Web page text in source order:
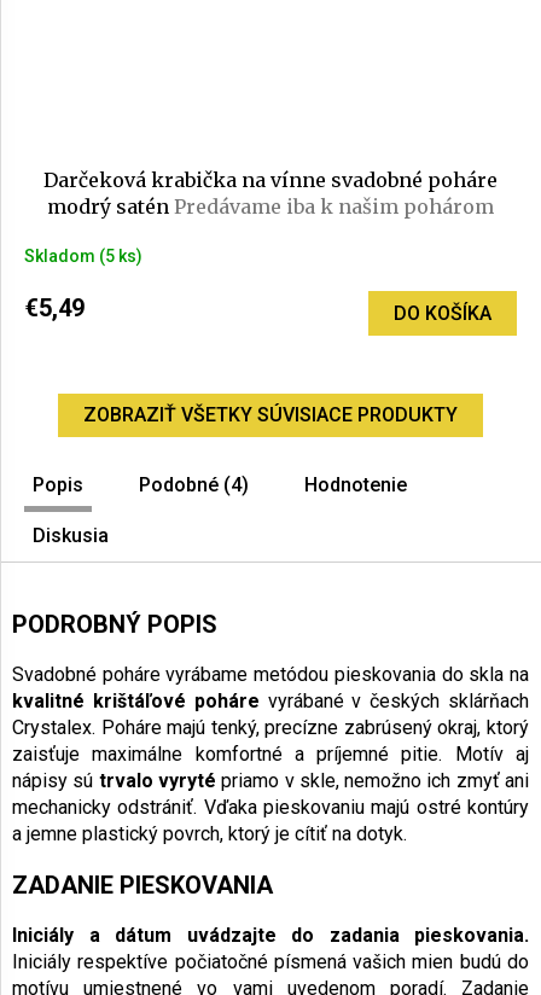
Darčeková krabička na vínne svadobné poháre
modrý satén Predávame iba k našim pohárom
Skladom (5 ks)
€5,49 DO KOŠÍKA
ZOBRAZIŤ VŠETKY SÚVISIACE PRODUKTY
Popis Podobné (4) Hodnotenie
Diskusia
PODROBNÝ POPIS
Svadobné poháre vyrábame metódou pieskovania do skla na
kvalitné krištáľové poháre vyrábané v českých sklárňach
Crystalex. Poháre majú tenký, precízne zabrúsený okraj, ktorý
zaisťuje maximálne komfortné a príjemné pitie. Motív aj
nápisy sú trvalo vyryté priamo v skle, nemožno ich zmyť ani
mechanicky odstrániť. Vďaka pieskovaniu majú ostré kontúry
a jemne plastický povrch, ktorý je cítiť na dotyk.
ZADANIE PIESKOVANIA
Iniciály a dátum uvádzajte do zadania pieskovania.
Iniciály respektíve počiatočné písmená vašich mien budú do
motívu umiestnené vo vami uvedenom poradí. Zadanie